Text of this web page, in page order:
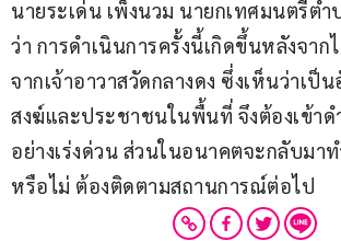
นายระเด่น เพ็งนวม นายกเทศมนตรีตำ
ว่า การดำเนินการครั้งนี้เกิดขึ้นหลังจาก
จากเจ้าอาวาสวัดกลางดง ซึ่งเห็นว่าเป็
สงฆ์และประชาชนในพื้นที่ จึงต้องเข้าด
อย่างเร่งด่วน ส่วนในอนาคตจะกลับมา
หรือไม่ ต้องติดตามสถานการณ์ต่อไป